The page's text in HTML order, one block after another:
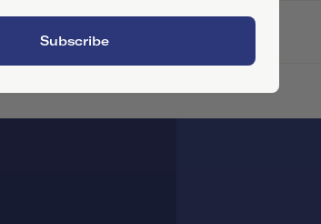
Subscribe